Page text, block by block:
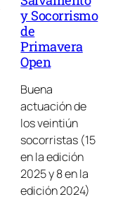
y Socorrismo
de
Primavera
Open
Buena
actuación de
los veintiún
socorristas (15
en la edición
2025 y 8 en la
edición 2024)